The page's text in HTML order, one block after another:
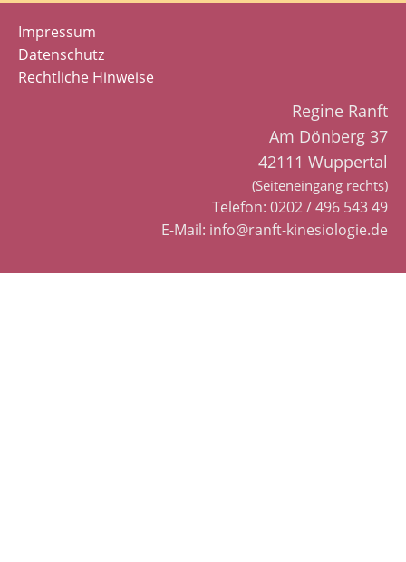
Impressum
Datenschutz
Rechtliche Hinweise
Regine Ranft
Am Dönberg 37
42111 Wuppertal
(Seiteneingang rechts)
Telefon: 0202 / 496 543 49
E-Mail: info@ranft-kinesiologie.de